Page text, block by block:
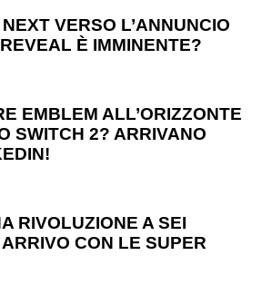
VERSO L’ANNUNCIO
È IMMINENTE?
EMBLEM ALL’ORIZZONTE
SWITCH 2? ARRIVANO
RIVOLUZIONE A SEI
CON LE SUPER